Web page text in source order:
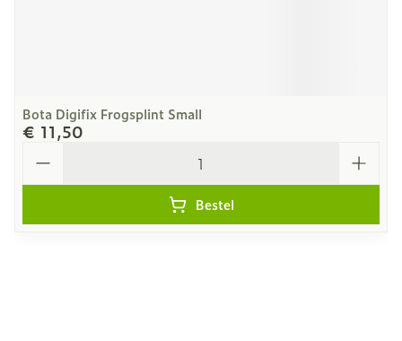
Bota Digifix Frogsplint Small
€ 11,50
Bestel